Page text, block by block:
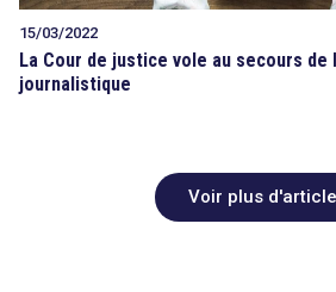
15/03/2022
La Cour de justice vole au secours de
journalistique
Voir plus